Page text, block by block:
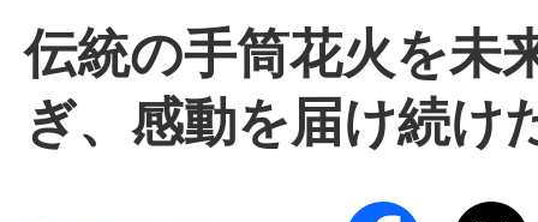
伝統の手筒花火を未
ぎ、感動を届け続け